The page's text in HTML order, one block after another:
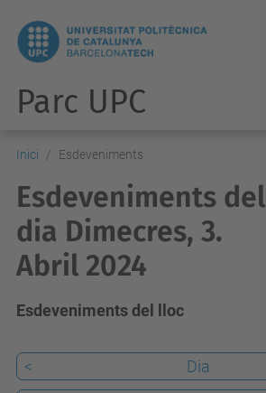
Parc UPC
Inici Esdeveniments
Esdeveniments del
dia Dimecres, 3.
Abril 2024
Esdeveniments del lloc
< Dia